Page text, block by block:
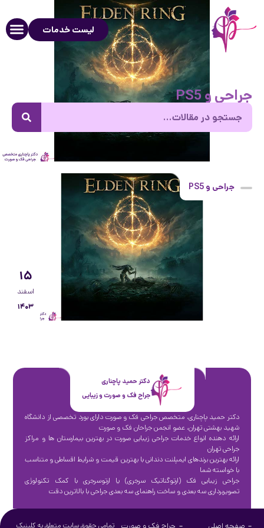
لیست خدمات
جراحی و PS5
جراحی و PS5
۱۵
اسفند
۱۴۰۳
تمامی حقوق سایت متعلق به کلینیک
دکتر حمید پاچناری
جراح فک و صورت و زیبایی
دکتر حمید پاچناری، متخصص جراحی فک و صورت دارای بورد تخصصی از دانشگاه
شهید بهشتی تهران، عضو انجمن جراحان فک و صورت
ارائه دهنده انواع خدمات جراحی زیبایی صورت در بهترین بیمارستان ها و مراکز
جراحی تهران
ارائه بهترین برندهای ایمپلنت دندانی با بهترین قیمت و شرایط اقساطی و متناسب
با خواسته شما
جراحی زیبایی فک (ارتوگناتیک سرجری) یا ارتوسرجری با کمک تکنولوژی
تصویربرداری سه بعدی و ساخت راهنمای سه بعدی جراحی با بالاترین دقت